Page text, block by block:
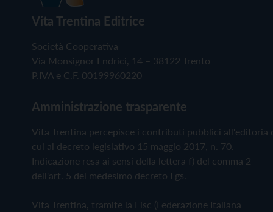
Vita Trentina Editrice
Società Cooperativa
Via Monsignor Endrici, 14 – 38122 Trento
P.IVA e C.F. 00199960220
Amministrazione trasparente
Vita Trentina percepisce i contributi pubblici all'editoria
cui al decreto legislativo 15 maggio 2017, n. 70.
Indicazione resa ai sensi della lettera f) del comma 2
dell'art. 5 del medesimo decreto Lgs.
Vita Trentina, tramite la Fisc (Federazione Italiana